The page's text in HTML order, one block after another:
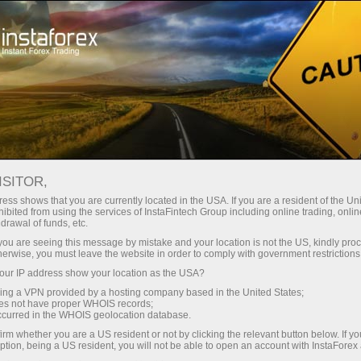
akaun segera Platform dagangan
Pedagang
Baru
Untuk Pelabur
Untuk Rakan
Niaga
dan akan memberi peluang yang luas kepada pedagang
bonus alu-aluan, yang akan menggandakan
shows that you are currently located in the USA. If you are a resident of the
from using the services of InstaFintech Group including online trading,
of funds, etc.
are seeing this message by mistake and your location is not the US, kindly
you must leave the website in order to comply with government
IP address show your location as the USA?
a VPN provided by a hosting company based in the United States;
not have proper WHOIS records;
in the WHOIS geolocation database.
whether you are a US resident or not by clicking the relevant button below. If
being a US resident, you will not be able to open an account with InstaForex